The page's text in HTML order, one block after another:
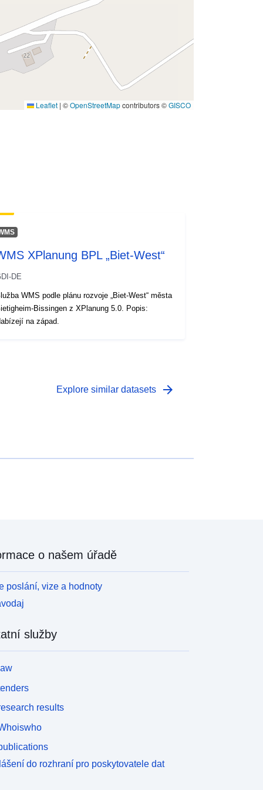
Leaflet | ©OpenStreetMapcontributors ©GISCO
XPlanung BPL „Biet-West“
DE
WMS podle plánu rozvoje „Biet-West“ města
Bissingen z XPlanung 5.0. Popis:
na západ.
Explore similar datasets arrow_forward
o našem úřadě
poslání, vize a hodnoty
služby
results
do rozhraní pro poskytovatele dat